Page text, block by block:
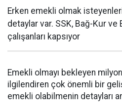
Erken emekli olmak
detaylar var. SSK, Bağ-Kur ve
çalışanları kapsıyor
Emekli olmayı bekleyen
ilgilendiren çok önemli bir
emekli olabilmenin detayları